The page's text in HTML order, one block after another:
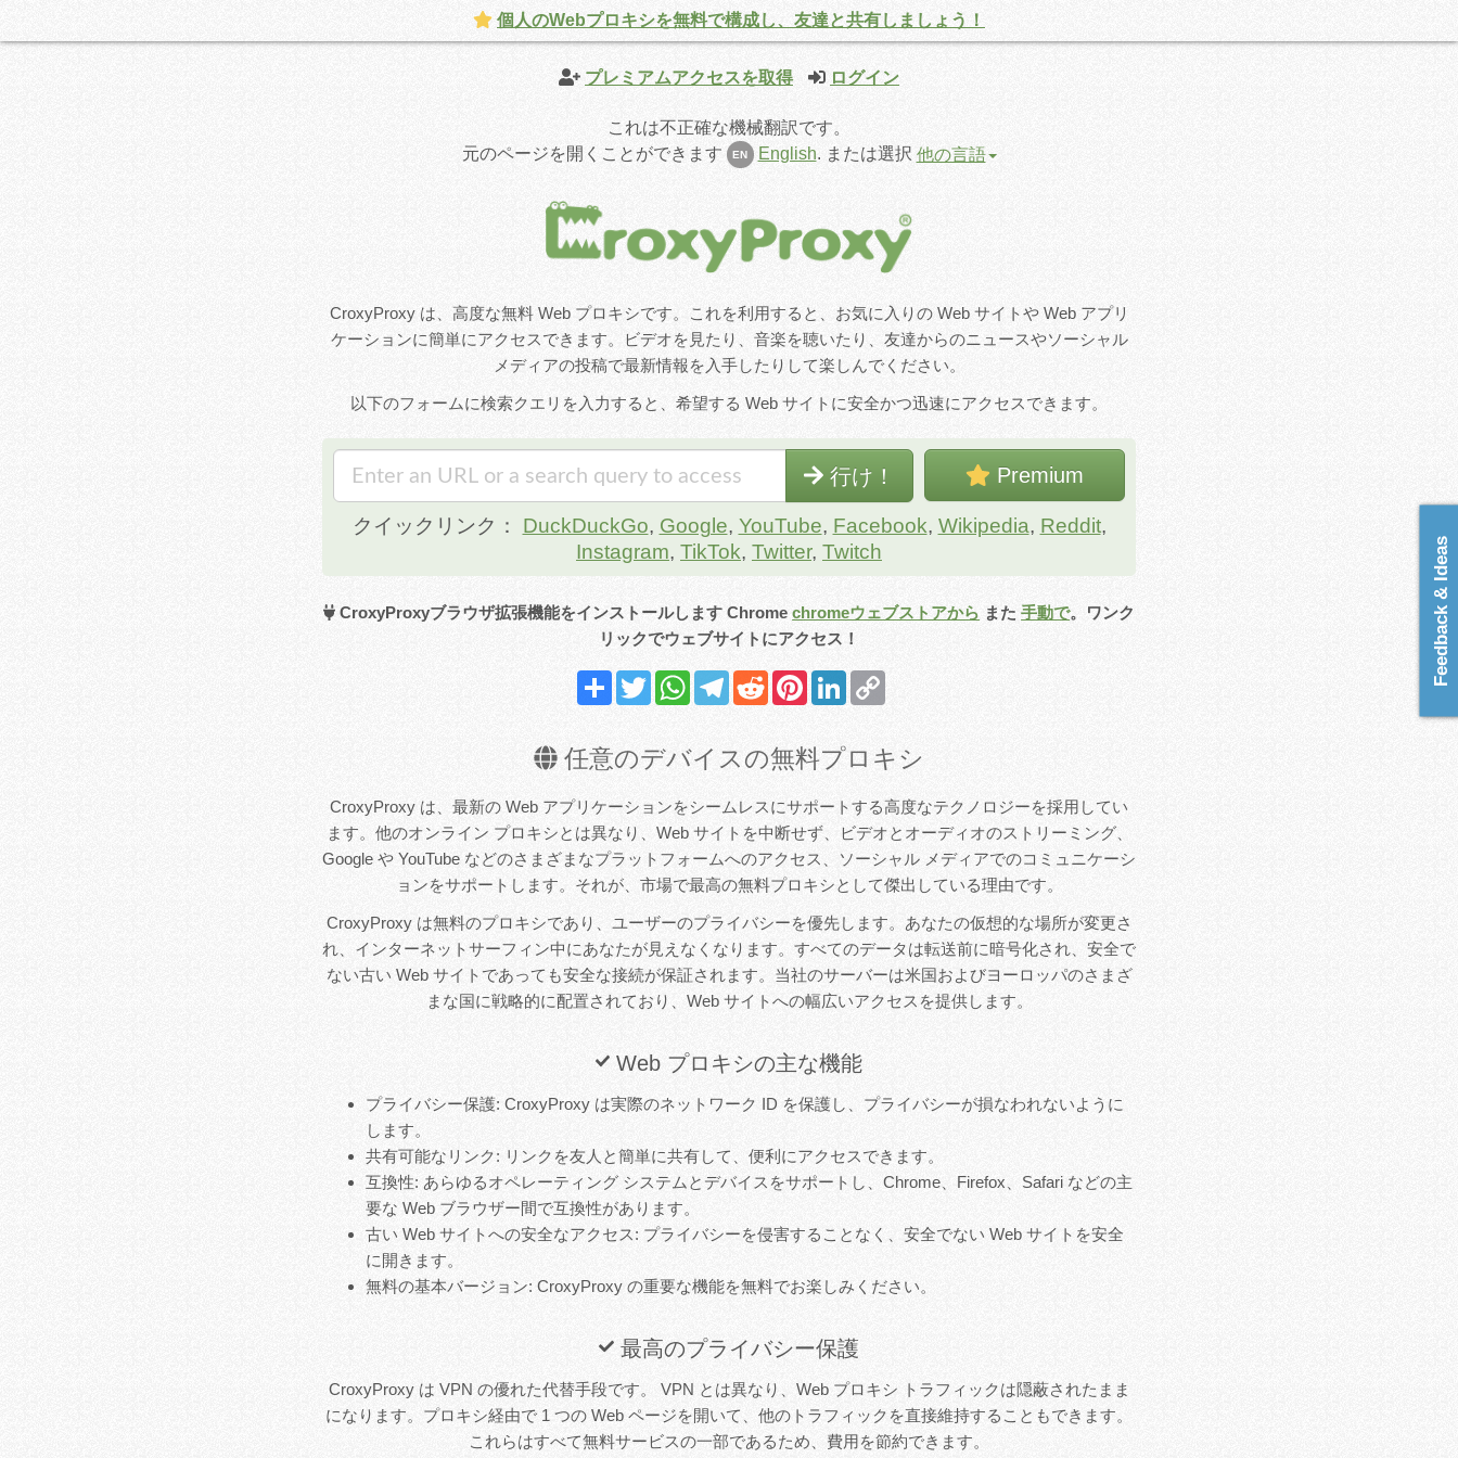
プレミアムアクセスを取得 ログイン
これは不正確な機械翻訳です。
元のページを開くことができます
EN English. または選択 他の言語
CroxyProxy は、高度な無料 Web プロキシです。これを利用すると、お気に入りの Web サイトや Web アプリ
ケーションに簡単にアクセスできます。ビデオを見たり、音楽を聴いたり、友達からのニュースやソーシャル
メディアの投稿で最新情報を入手したりして楽しんでください。
以下のフォームに検索クエリを入力すると、希望する Web サイトに安全かつ迅速にアクセスできます。
行け！ Premium
クイックリンク： DuckDuckGo, Google, YouTube, Facebook, Wikipedia, Reddit,
Instagram, TikTok, Twitter, Twitch
CroxyProxyブラウザ拡張機能をインストールしますChrome chromeウェブストアから また手動で。ワンク
リックでウェブサイトにアクセス！
Share TwitterWhatsAppTelegramRedditPinterestLinkedIn
任意のデバイスの無料プロキシ
CroxyProxy は、最新の Web アプリケーションをシームレスにサポートする高度なテクノロジーを採用してい
ます。他のオンライン プロキシとは異なり、Web サイトを中断せず、ビデオとオーディオのストリーミング、
Google や YouTube などのさまざまなプラットフォームへのアクセス、ソーシャル メディアでのコミュニケーシ
ョンをサポートします。それが、市場で最高の無料プロキシとして傑出している理由です。
CroxyProxy は無料のプロキシであり、ユーザーのプライバシーを優先します。あなたの仮想的な場所が変更さ
れ、インターネットサーフィン中にあなたが見えなくなります。すべてのデータは転送前に暗号化され、安全で
ない古い Web サイトであっても安全な接続が保証されます。当社のサーバーは米国およびヨーロッパのさまざ
まな国に戦略的に配置されており、Web サイトへの幅広いアクセスを提供します。
Web プロキシの主な機能
プライバシー保護: CroxyProxy は実際のネットワーク ID を保護し、プライバシーが損なわれないように
します。
共有可能なリンク: リンクを友人と簡単に共有して、便利にアクセスできます。
互換性: あらゆるオペレーティング システムとデバイスをサポートし、Chrome、Firefox、Safari などの主
要な Web ブラウザー間で互換性があります。
古い Web サイトへの安全なアクセス: プライバシーを侵害することなく、安全でない Web サイトを安全
に開きます。
無料の基本バージョン: CroxyProxy の重要な機能を無料でお楽しみください。
最高のプライバシー保護
CroxyProxy は VPN の優れた代替手段です。 VPN とは異なり、Web プロキシ トラフィックは隠蔽されたまま
になります。プロキシ経由で 1 つの Web ページを開いて、他のトラフィックを直接維持することもできます。
これらはすべて無料サービスの一部であるため、費用を節約できます。
Feedback & Ideas
個人のWebプロキシを無料で構成し、友達と共有しましょう！